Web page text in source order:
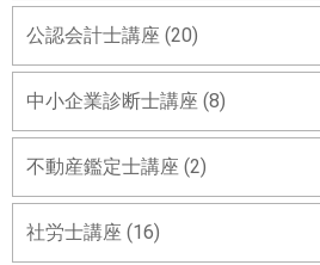
公認会計士講座 (20)
中小企業診断士講座 (8)
不動産鑑定士講座 (2)
社労士講座 (16)